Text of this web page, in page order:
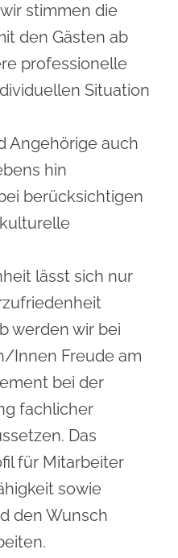
stimmen die
den Gästen ab
professionelle
Situation
Angehörige auch
hin
berücksichtigen
lässt sich nur
werden wir bei
Innen Freude am
bei der
fachlicher
Das
für Mitarbeiter
sowie
den Wunsch